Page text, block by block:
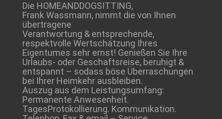
Die HOMEANDDOGSITTING,
Frank Wassmann, nimmt die von Ihnen
übertragene
Verantwortung & entsprechende,
respektvolle Wertschätzung Ihres
Eigentumes sehr ernst! Genießen Sie Ihre
Urlaubs- oder Geschaftsreise, beruhigt &
entspannt – sodass böse Überraschungen
bei Ihrer Heimkehr ausbleiben.
Auszug aus dem Leistungsumfang:
Permanente Anwesenheit.
TagesProtokollierung. Kommunikation.